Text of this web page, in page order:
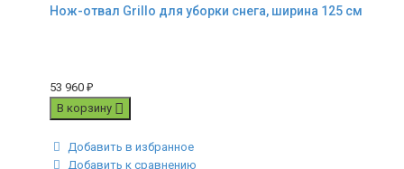
Нож-отвал Grillo для уборки снега, ширина 125 см
53 960 ₽
В корзину
Добавить в избранное
Добавить к сравнению